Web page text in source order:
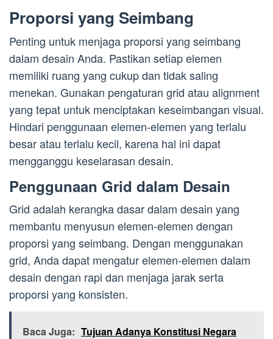
Proporsi yang Seimbang
Penting untuk menjaga proporsi yang seimbang
dalam desain Anda. Pastikan setiap elemen
memiliki ruang yang cukup dan tidak saling
menekan. Gunakan pengaturan grid atau alignment
yang tepat untuk menciptakan keseimbangan visual.
Hindari penggunaan elemen-elemen yang terlalu
besar atau terlalu kecil, karena hal ini dapat
mengganggu keselarasan desain.
Penggunaan Grid dalam Desain
Grid adalah kerangka dasar dalam desain yang
membantu menyusun elemen-elemen dengan
proporsi yang seimbang. Dengan menggunakan
grid, Anda dapat mengatur elemen-elemen dalam
desain dengan rapi dan menjaga jarak serta
proporsi yang konsisten.
Baca Juga: Tujuan Adanya Konstitusi Negara